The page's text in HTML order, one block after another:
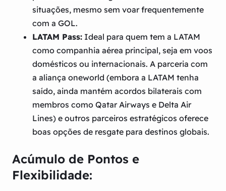
situações, mesmo sem voar frequentemente
com a GOL.
LATAM Pass: Ideal para quem tem a LATAM
como companhia aérea principal, seja em voos
domésticos ou internacionais. A parceria com
a aliança oneworld (embora a LATAM tenha
saído, ainda mantém acordos bilaterais com
membros como Qatar Airways e Delta Air
Lines) e outros parceiros estratégicos oferece
boas opções de resgate para destinos globais.
Acúmulo de Pontos e
Flexibilidade: